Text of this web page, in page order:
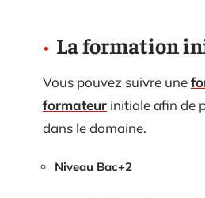
La formation
Vous pouvez suivre une
formateur initiale afin de
dans le domaine.
Niveau Bac+2